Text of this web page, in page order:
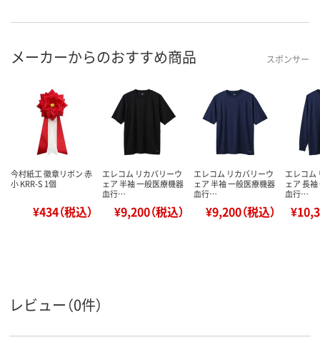
メーカーからのおすすめ商品 スポンサー
今村紙工 徽章リボン 赤
小 KRR-S 1個
¥434（税込）
エレコム リカバリーウ
ェア 半袖 一般医療機器
血行…
¥9,200（税込）
エレコム リカバリーウ
ェア 半袖 一般医療機器
血行…
¥9,200（税込）
エレコム
ェア 長
血行…
レビュー（0件）